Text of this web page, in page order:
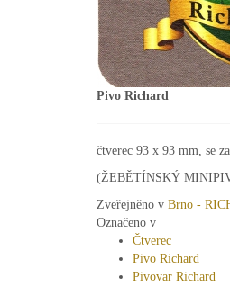
Pivo Richard
čtverec 93 x 93 mm, se
(ŽEBĚTÍNSKÝ
Zveřejněno v Brno -
Označeno v
Čtverec
Pivo Richard
Pivovar Richard